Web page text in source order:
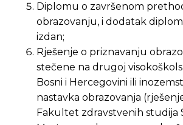
Diplomu o završenom
obrazovanju, i dodatak
izdan;
Rješenje o priznavanju
stečene na drugoj
Bosni i Hercegovini ili
nastavka obrazovanja
Fakultet zdravstvenih studija